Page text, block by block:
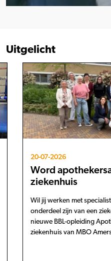
Uitgelicht
20-07-2026
Word
ziekenhuis
Wil jij werken met
onderdeel zijn van een
nieuwe BBL-opleiding
ziekenhuis van MBO